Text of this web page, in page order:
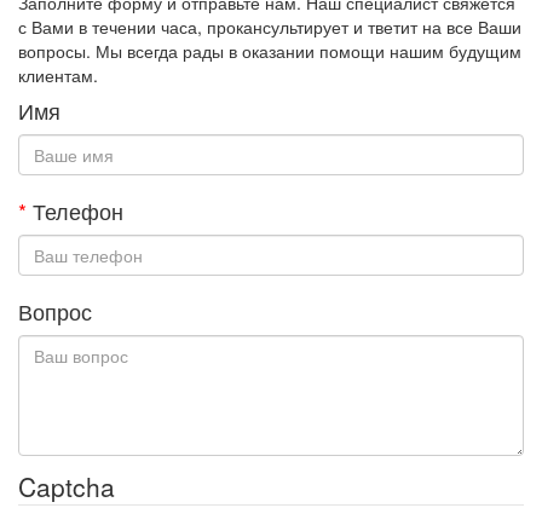
с Вами в течении часа, прокансультирует и тветит на все Ваши
вопросы. Мы всегда рады в оказании помощи нашим будущим
клиентам.
Имя
* Телефон
Вопрос
Captcha